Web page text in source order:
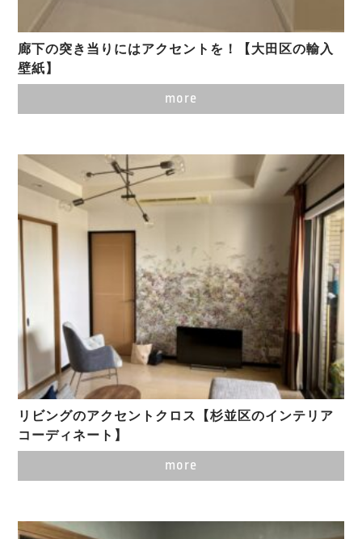
廊下の突き当りにはアクセントを！【大田区の輸入
壁紙】
more
リビングのアクセントクロス【杉並区のインテリア
コーディネート】
more